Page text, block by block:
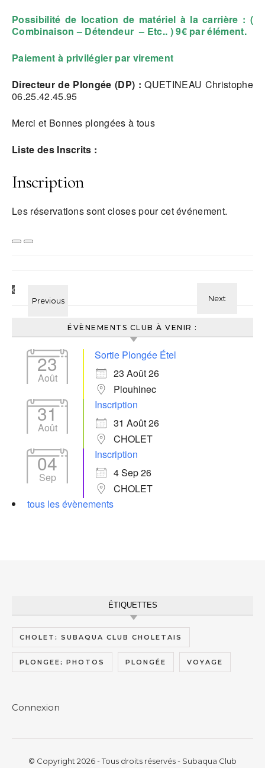
Possibilité de location de matériel à la carrière : (
Combinaison – Détendeur – Etc.. ) 9€ par élément.
Paiement à privilégier par virement
Directeur de Plongée (DP) :QUETINEAU Christophe
06.25.42.45.95
Merci et Bonnes plongées à tous
Liste des Inscrits :
Inscription
Les réservations sont closes pour cet événement.
ÉVÈNEMENTS CLUB À VENIR :
23
Août
Sortie Plongée Étel
23 Août 26
Plouhinec
31
Août
Inscription
31 Août 26
CHOLET
04
Sep
Inscription
4 Sep 26
CHOLET
tous les évènements
ÉTIQUETTES
CHOLET; SUBAQUA CLUB CHOLETAIS
PLONGEE; PHOTOS PLONGÉE VOYAGE
Connexion
© Copyright 2026 - Tous droits réservés - Subaqua Club